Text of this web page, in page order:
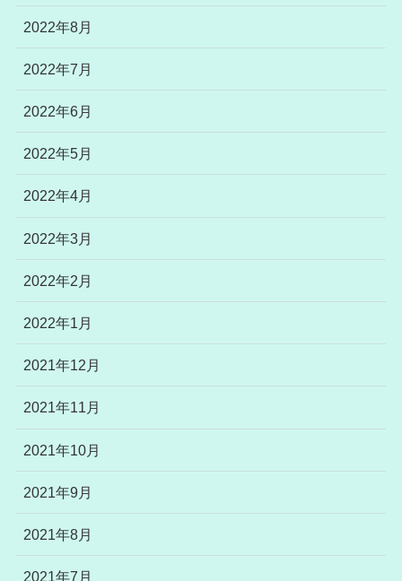
2022年8月
2022年7月
2022年6月
2022年5月
2022年4月
2022年3月
2022年2月
2022年1月
2021年12月
2021年11月
2021年10月
2021年9月
2021年8月
2021年7月